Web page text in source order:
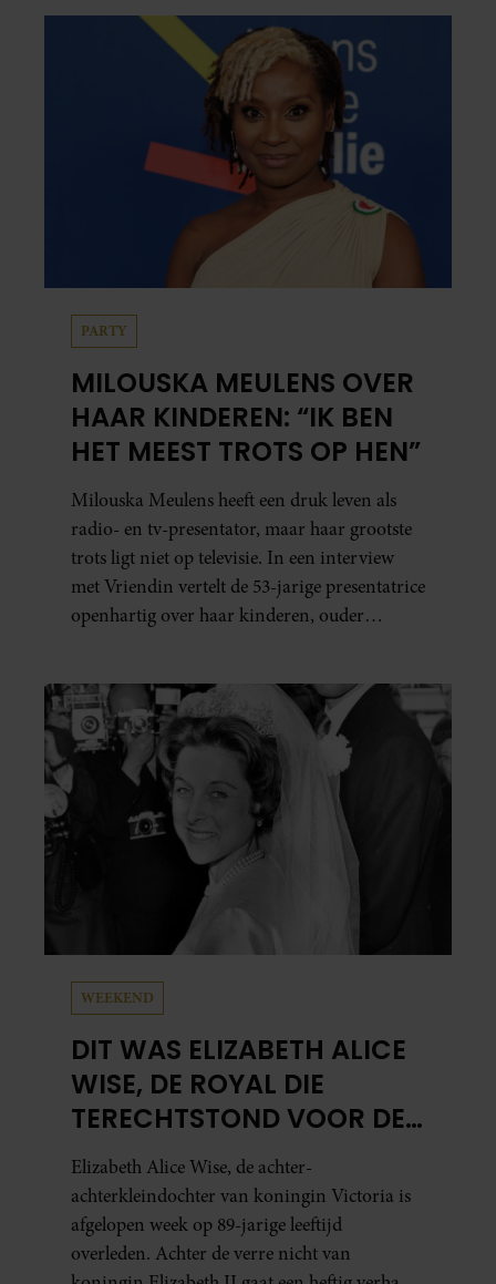
PARTY
MILOUSKA MEULENS OVER
HAAR KINDEREN: “IK BEN
HET MEEST TROTS OP HEN”
Milouska Meulens heeft een druk leven als
radio- en tv-presentator, maar haar grootste
trots ligt niet op televisie. In een interview
met Vriendin vertelt de 53-jarige presentatrice
openhartig over haar kinderen, ouder
welke levenslessen haar vandaag de dag het
meest bezighouden.
WEEKEND
DIT WAS ELIZABETH ALICE
WISE, DE ROYAL DIE
TERECHTSTOND VOOR DE
DOOD VAN HAAR BABY
Elizabeth Alice Wise, de achter-
achterkleindochter van koningin Victoria is
afgelopen week op 89-jarige leeftijd
overleden. Achter de verre nicht van